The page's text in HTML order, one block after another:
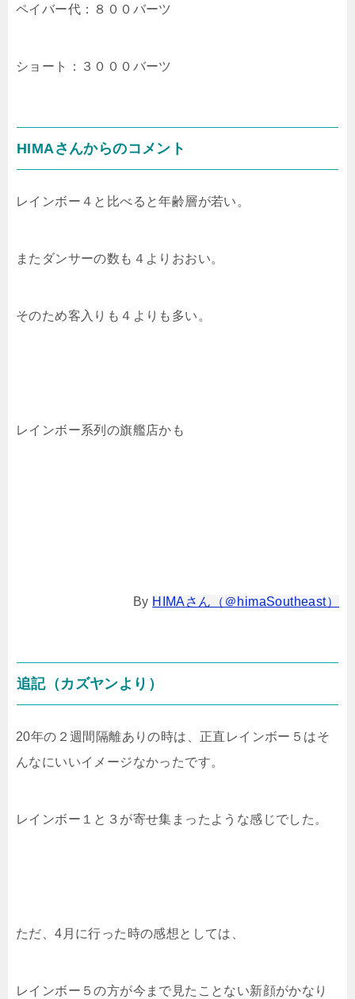
ペイバー代：８００バーツ
ショート：３０００バーツ
HIMAさんからのコメント
レインボー４と比べると年齢層が若い。
またダンサーの数も４よりおおい。
そのため客入りも４よりも多い。
レインボー系列の旗艦店かも
By HIMAさん（＠himaSoutheast）
追記（カズヤンより）
20年の２週間隔離ありの時は、正直レインボー５はそ
んなにいいイメージなかったです。
レインボー１と３が寄せ集まったような感じでした。
ただ、4月に行った時の感想としては、
レインボー５の方が今まで見たことない新顔がかなり